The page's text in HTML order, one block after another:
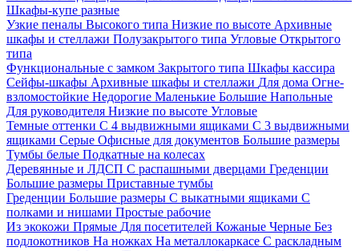
Шкафы-купе разные
Узкие пеналы Высокого типа Низкие по высоте Архивные
шкафы и стеллажи Полузакрытого типа Угловые Открытого
типа
Функциональные с замком Закрытого типа Шкафы кассира
Сейфы-шкафы Архивные шкафы и стеллажи Для дома Огне-
взломостойкие Недорогие Маленькие Большие Напольные
Для руководителя Низкие по высоте Угловые
Темные оттенки С 4 выдвижными ящиками С 3 выдвижными
ящиками Серые Офисные для документов Большие размеры
Тумбы белые Подкатные на колесах
Деревянные и ЛДСП С распашными дверцами Греденции
Большие размеры Приставные тумбы
Греденции Большие размеры С выкатными ящиками С
полками и нишами Простые рабочие
Из экокожи Прямые Для посетителей Кожаные Черные Без
подлокотников На ножках На металлокаркасе С раскладным